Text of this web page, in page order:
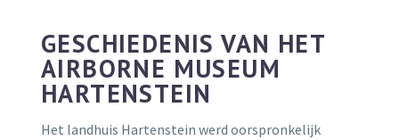
GESCHIEDENIS VAN HET
AIRBORNE MUSEUM
HARTENSTEIN
Het landhuis Hartenstein werd oorspronkelijk